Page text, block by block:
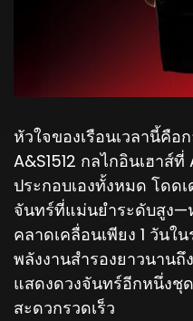
หัวใจของเรือนเวลานี้คือ
A&S1512 กลไกอินเฮา
ประกอบเองทั้งหมด โดด
จันทร์ที่แม่นยำระดับสูง—
คลาดเคลื่อนเพียง 1 วันใ
พลังงานสำรองยาวนาน
แสดงดวงจันทร์อีกหนึ่งชุ
สะดวกรวดเร็ว